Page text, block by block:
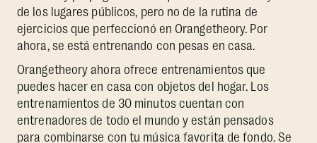
de los lugares públicos, pero no de la rutina de
ejercicios que perfeccionó en Orangetheory. Por
ahora, se está entrenando con pesas en casa.
Orangetheory ahora ofrece entrenamientos que
puedes hacer en casa con objetos del hogar. Los
entrenamientos de 30 minutos cuentan con
entrenadores de todo el mundo y están pensados
para combinarse con tu música favorita de fondo. Se